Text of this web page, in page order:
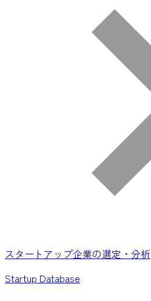
スタートアップ企業の選定・分析
Startup Database